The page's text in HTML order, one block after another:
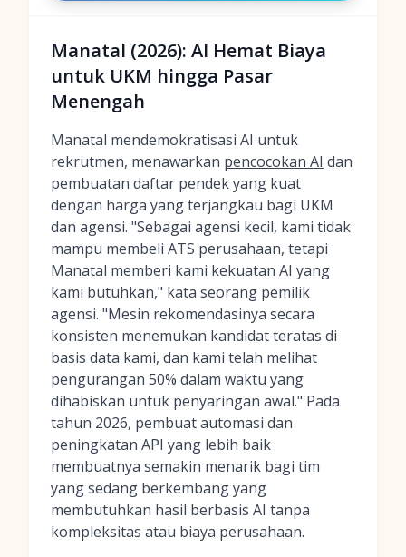
Manatal (2026): AI Hemat Biaya
untuk UKM hingga Pasar
Menengah
Manatal mendemokratisasi AI untuk
rekrutmen, menawarkan pencocokan AI dan
pembuatan daftar pendek yang kuat
dengan harga yang terjangkau bagi UKM
dan agensi. "Sebagai agensi kecil, kami tidak
mampu membeli ATS perusahaan, tetapi
Manatal memberi kami kekuatan AI yang
kami butuhkan," kata seorang pemilik
agensi. "Mesin rekomendasinya secara
konsisten menemukan kandidat teratas di
basis data kami, dan kami telah melihat
pengurangan 50% dalam waktu yang
dihabiskan untuk penyaringan awal." Pada
tahun 2026, pembuat automasi dan
peningkatan API yang lebih baik
membuatnya semakin menarik bagi tim
yang sedang berkembang yang
membutuhkan hasil berbasis AI tanpa
kompleksitas atau biaya perusahaan.